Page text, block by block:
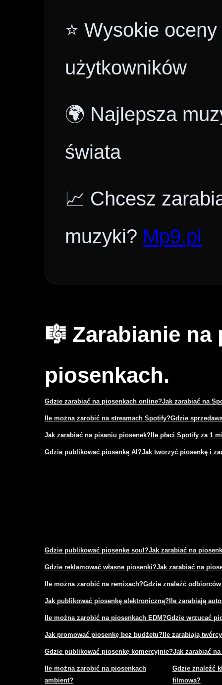
⭐ Wysokie
użytkowników
🌍 Najlepsza
świata
📈 Chcesz
muzyki? Mp9.pl
🎼 Zarabianie
piosenkach.
Gdzie zarabiać na piosenkach online?Jak zarabiać na
Ile można zarobić na streamach Spotify?Gdzie
Jak zarabiać na pisaniu piosenek? Ile płaci Spotify za 1
Gdzie publikować piosenkę AI?Jak tworzyć piosenkę i
Gdzie publikować piosenkę soul?Jak zarabiać na
Gdzie reklamować własne piosenki?Jak zarabiać na
Ile można zarobić na remixach?Gdzie znaleźć
Jak publikować piosenkę elektroniczną? Ile zarabiają
Ile można zarobić na piosenkach EDM?Gdzie wrzucać
Jak promować piosenkę bez budżetu? Ile zarabiają
Gdzie publikować piosenkę komercyjnie?Jak zarabiać
Ile można zarobić na piosenkach
ambient?
Gdzie znaleźć
filmową?